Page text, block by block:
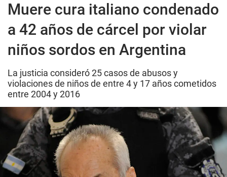
Muere cura italiano condenado
a 42 años de cárcel por violar
niños sordos en Argentina
La justicia consideró 25 casos de abusos y
violaciones de niños de entre 4 y 17 años cometidos
entre 2004 y 2016